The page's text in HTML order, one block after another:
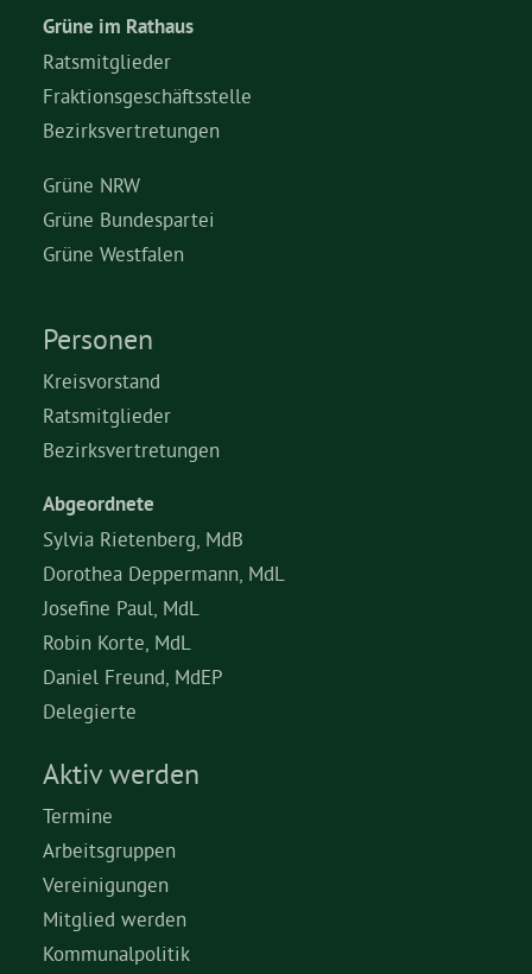
Kontakt
Grüne im Rathaus
Ratsmitglieder
Fraktionsgeschäftsstelle
Bezirksvertretungen
Grüne NRW
Grüne Bundespartei
Grüne Westfalen
Personen
Kreisvorstand
Ratsmitglieder
Bezirksvertretungen
Abgeordnete
Sylvia Rietenberg, MdB
Dorothea Deppermann, MdL
Josefine Paul, MdL
Robin Korte, MdL
Daniel Freund, MdEP
Delegierte
Aktiv werden
Termine
Arbeitsgruppen
Vereinigungen
Mitglied werden
Kommunalpolitik